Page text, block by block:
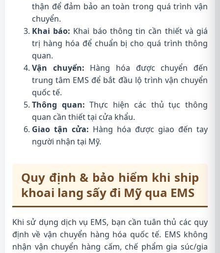
thận để đảm bảo an toàn trong quá trình vận
chuyển.
Khai báo: Khai báo thông tin cần thiết và giá
trị hàng hóa để chuẩn bị cho quá trình thông
quan.
Vận chuyển: Hàng hóa được chuyển đến
trung tâm EMS để bắt đầu lộ trình vận chuyển
quốc tế.
Thông quan: Thực hiện các thủ tục thông
quan cần thiết tại cửa khẩu.
Giao tận cửa: Hàng hóa được giao đến tay
người nhận tại Mỹ.
Quy định & bảo hiểm khi ship
khoai lang sấy đi Mỹ qua EMS
Khi sử dụng dịch vụ EMS, bạn cần tuân thủ các quy
định về vận chuyển hàng hóa quốc tế. EMS không
nhận vận chuyển hàng cấm, chế phẩm gia súc/gia